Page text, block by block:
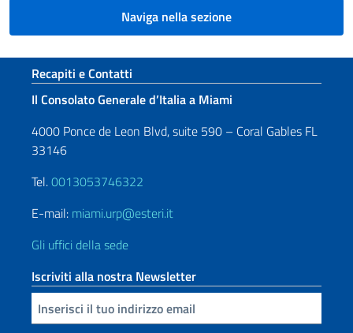
Naviga nella sezione
Sezione footer
Recapiti e Contatti
Il Consolato Generale d’Italia a Miami
4000 Ponce de Leon Blvd, suite 590 – Coral Gables FL
33146
Tel.0013053746322
E-mail: miami.urp@esteri.it
Gli uffici della sede
Iscriviti alla nostra Newsletter
Inserisci la tua email